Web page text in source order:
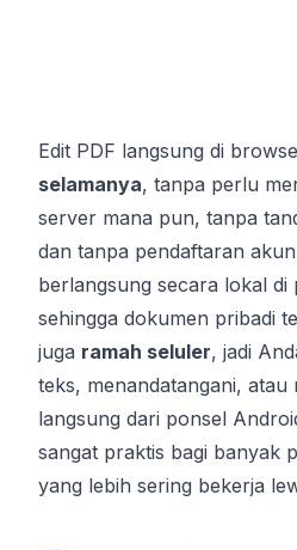
Edit PDF langsung di
selamanya, tanpa perlu
server mana pun, tanpa
dan tanpa pendaftaran
berlangsung secara lokal di
sehingga dokumen pribadi
juga ramah seluler, jadi
teks, menandatangani, atau
langsung dari ponsel
sangat praktis bagi banyak
yang lebih sering bekerja